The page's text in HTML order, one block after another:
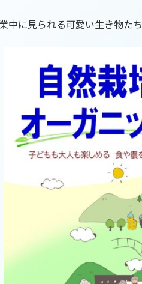
中に見られる可愛い生き物た